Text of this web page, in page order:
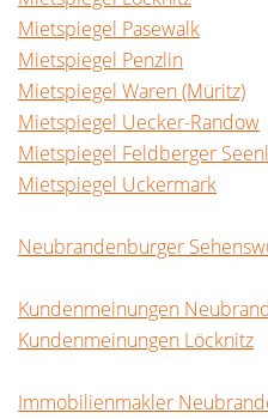
Mietspiegel Pasewalk
Mietspiegel Penzlin
Mietspiegel Waren (Müritz)
Mietspiegel Uecker-Randow
Mietspiegel Feldberger
Mietspiegel Uckermark
Neubrandenburger
Kundenmeinungen
Kundenmeinungen Löcknitz
Immobilienmakler